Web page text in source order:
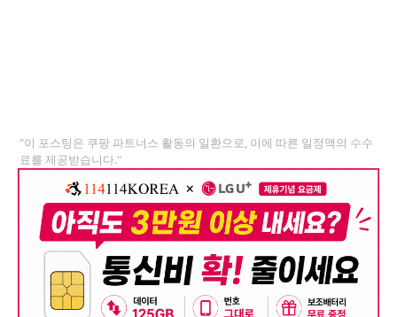
"이 포스팅은 쿠팡 파트너스 활동의 일환으로, 이에 따른 일정액의 수수
료를 제공받습니다."